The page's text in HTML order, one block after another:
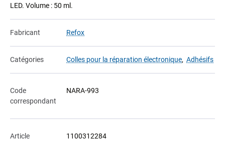
LED. Volume : 50 ml.
Fabricant Refox
Catégories Colles pour la réparation électronique, Adhésifs
Code
correspondant
NARA-993
Article 1100312284